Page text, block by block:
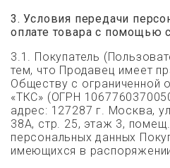
3. Условия передачи
оплате товара с помощью
3.1. Покупатель
тем, что Продавец имеет
Обществу с ограниченной
«ТКС» (ОГРН
адрес: 127287 г. Москва,
38А, стр. 25, этаж 3,
персональных данных
имеющихся в